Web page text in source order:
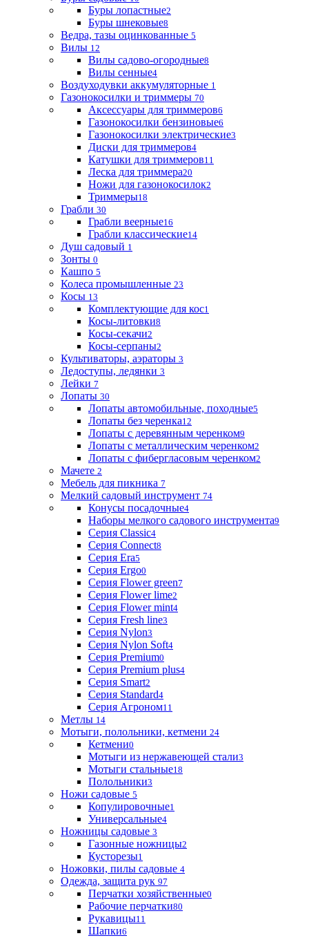
Буры лопастные2
Буры шнековые8
Ведра, тазы оцинкованные 5
Вилы 12
Вилы садово-огородные8
Вилы сенные4
Воздуходувки аккумуляторные 1
Газонокосилки и триммеры 70
Аксессуары для триммеров6
Газонокосилки бензиновые6
Газонокосилки электрические3
Диски для триммеров4
Катушки для триммеров11
Леска для триммера20
Ножи для газонокосилок2
Триммеры18
Грабли 30
Грабли веерные16
Грабли классические14
Душ садовый 1
Зонты 0
Кашпо 5
Колеса промышленные 23
Косы 13
Комплектующие для кос1
Косы-литовки8
Косы-секачи2
Косы-серпаны2
Культиваторы, аэраторы 3
Ледоступы, ледянки 3
Лейки 7
Лопаты 30
Лопаты автомобильные, походные5
Лопаты без черенка12
Лопаты с деревянным черенком9
Лопаты с металлическим черенком2
Лопаты с фибергласовым черенком2
Мачете 2
Мебель для пикника 7
Мелкий садовый инструмент 74
Конусы посадочные4
Наборы мелкого садового инструмента9
Серия Classic4
Серия Connect8
Серия Era5
Серия Ergo0
Серия Flower green7
Серия Flower lime2
Серия Flower mint4
Серия Fresh line3
Серия Nylon3
Серия Nylon Soft4
Серия Premium0
Серия Premium plus4
Серия Smart2
Серия Standard4
Серия Агроном11
Метлы 14
Мотыги, полольники, кетмени 24
Кетмени0
Мотыги из нержавеющей стали3
Мотыги стальные18
Полольники3
Ножи садовые 5
Копулировочные1
Универсальные4
Ножницы садовые 3
Газонные ножницы2
Кусторезы1
Ножовки, пилы садовые 4
Одежда, защита рук 97
Перчатки хозяйственные0
Рабочие перчатки80
Рукавицы11
Шапки6